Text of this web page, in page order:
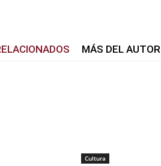
MÁS DEL AUTOR
Cultura